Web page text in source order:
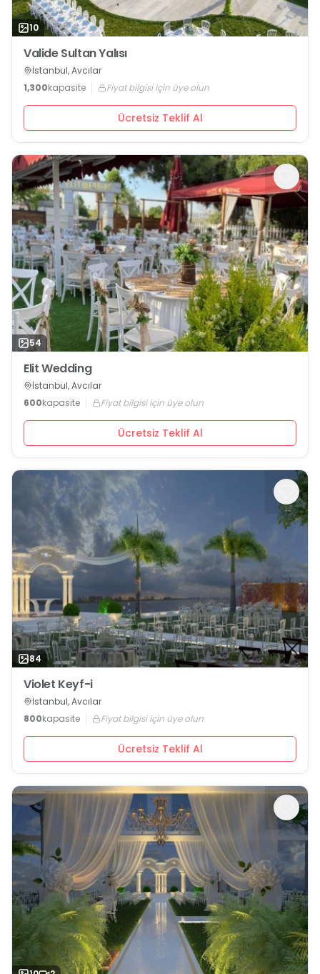
10
Valide Sultan Yalısı
İstanbul, Avcılar
1,300kapasite Fiyat bilgisi için üye olun
Ücretsiz Teklif Al
54
Elit Wedding
İstanbul, Avcılar
600kapasite Fiyat bilgisi için üye olun
Ücretsiz Teklif Al
84
Violet Keyf-i
İstanbul, Avcılar
800kapasite Fiyat bilgisi için üye olun
Ücretsiz Teklif Al